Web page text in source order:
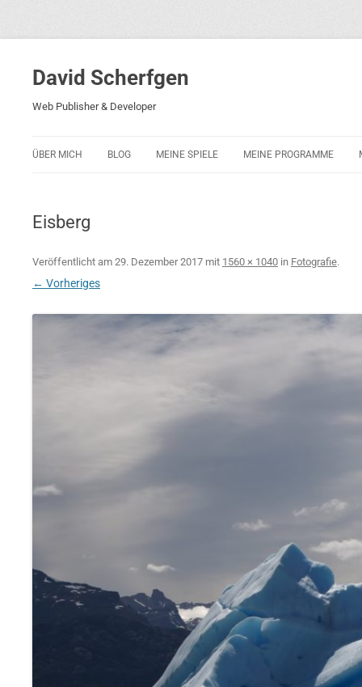
David Scherfgen
Web Publisher & Developer
ÜBER MICH BLOG MEINE SPIELE
ROCKET RAGE
ROLLMORAD — GUHASE 2010
MEINE PROGRAMME
Eisberg
Veröffentlicht am 29. Dezember 2017 mit 1560 × 1040 in Fotografie.
← Vorheriges